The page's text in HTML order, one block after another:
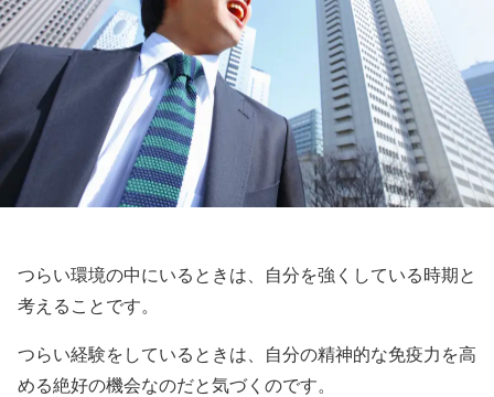
つらい環境の中にいるときは、自分を強くしている時期と
考えることです。
つらい経験をしているときは、自分の精神的な免疫力を高
める絶好の機会なのだと気づくのです。